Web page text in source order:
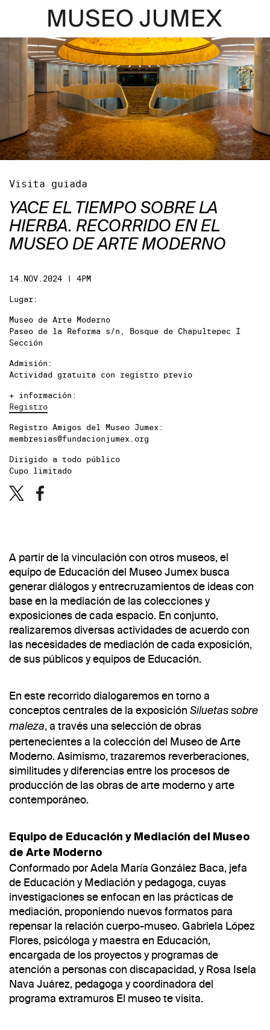
Visita guiada
YACE EL TIEMPO SOBRE LA
HIERBA. RECORRIDO EN EL
MUSEO DE ARTE MODERNO
14.NOV.2024 | 4PM
Lugar:
Museo de Arte Moderno
Paseo de la Reforma s/n, Bosque de Chapultepec I
Sección
Admisión:
Actividad gratuita con registro previo
+ información:
Registro
Registro Amigos del Museo Jumex:
membresias@fundacionjumex.org
Dirigido a todo público
Cupo limitado
A partir de la vinculación con otros museos, el
equipo de Educación del Museo Jumex busca
generar diálogos y entrecruzamientos de ideas con
base en la mediación de las colecciones y
exposiciones de cada espacio. En conjunto,
realizaremos diversas actividades de acuerdo con
las necesidades de mediación de cada exposición,
de sus públicos y equipos de Educación.
En este recorrido dialogaremos en torno a
conceptos centrales de la exposición Siluetas sobre
maleza, a través una selección de obras
pertenecientes a la colección del Museo de Arte
Moderno. Asimismo, trazaremos reverberaciones,
similitudes y diferencias entre los procesos de
producción de las obras de arte moderno y arte
contemporáneo.
Equipo de Educación y Mediación del Museo
de Arte Moderno
Conformado por Adela María González Baca, jefa
de Educación y Mediación y pedagoga, cuyas
investigaciones se enfocan en las prácticas de
mediación, proponiendo nuevos formatos para
repensar la relación cuerpo-museo. Gabriela López
Flores, psicóloga y maestra en Educación,
encargada de los proyectos y programas de
atención a personas con discapacidad, y Rosa Isela
Nava Juárez, pedagoga y coordinadora del
programa extramuros El museo te visita.